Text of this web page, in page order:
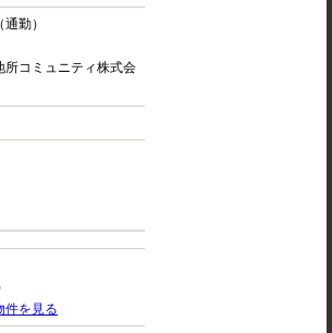
勤）
所コミュニティ株式会
件を見る